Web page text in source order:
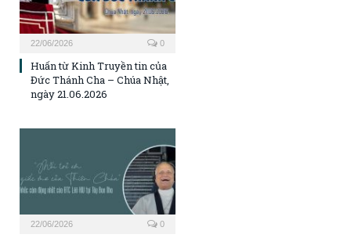
22/06/2026 0
Huấn từ Kinh Truyền tin của
Đức Thánh Cha – Chúa Nhật,
ngày 21.06.2026
22/06/2026 0